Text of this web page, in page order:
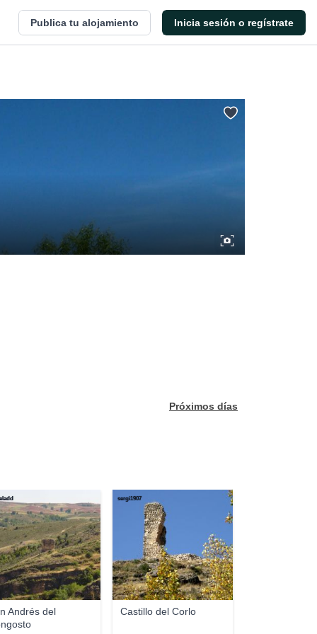
Publica tu alojamiento Inicia sesión o regístrate
Próximos días
Andrés del
Castillo del Corlo
sergi1907